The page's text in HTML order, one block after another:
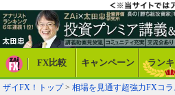
FX比較 キャンペーン ラン
ザイFX！トップ> 相場を見通す超強力FXコラ